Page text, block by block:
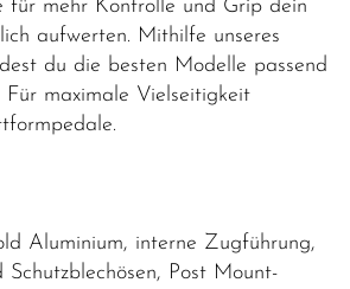
für mehr Kontrolle und Grip dein
aufwerten. Mithilfe unseres
du die besten Modelle passend
Für maximale Vielseitigkeit
Aluminium, interne Zugführung,
Post Mount-